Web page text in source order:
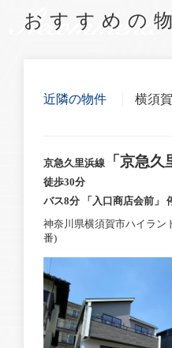
おすすめの
近隣の物件 横須
京急久里浜線 「京急
徒歩30分
バス8分 「入口商店会前」
神奈川県横須賀市ハイラン
番)